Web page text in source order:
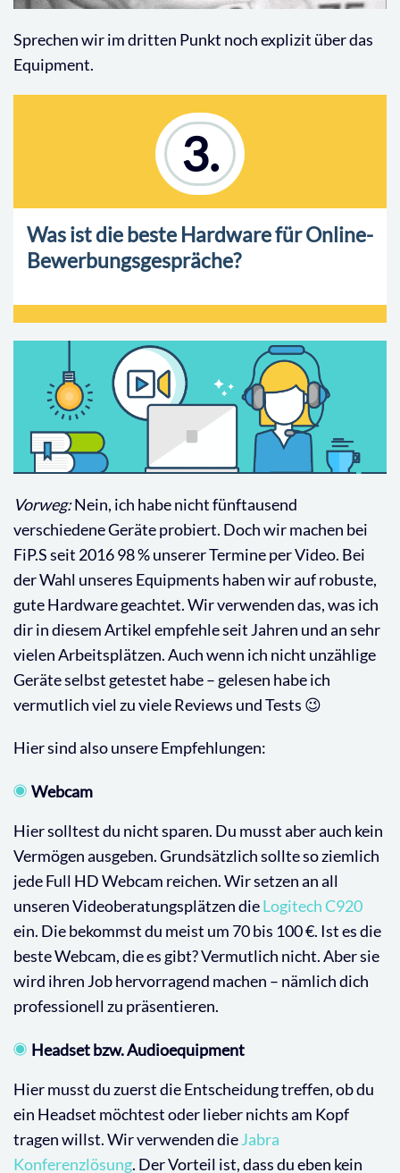
Sprechen wir im dritten Punkt noch explizit über das
Equipment.
3.
Was ist die beste Hardware für Online-
Bewerbungsgespräche?
Vorweg:Nein, ich habe nicht fünftausend
verschiedene Geräte probiert. Doch wir machen bei
FiP.S seit 2016 98 % unserer Termine per Video. Bei
der Wahl unseres Equipments haben wir auf robuste,
gute Hardware geachtet. Wir verwenden das, was ich
dir in diesem Artikel empfehle seit Jahren und an sehr
vielen Arbeitsplätzen. Auch wenn ich nicht unzählige
Geräte selbst getestet habe – gelesen habe ich
vermutlich viel zu viele Reviews und Tests 😉
Hier sind also unsere Empfehlungen:
Webcam
Hier solltest du nicht sparen. Du musst aber auch kein
Vermögen ausgeben. Grundsätzlich sollte so ziemlich
jede Full HD Webcam reichen. Wir setzen an all
unseren Videoberatungsplätzen dieLogitech C920
ein. Die bekommst du meist um 70 bis 100 €. Ist es die
beste Webcam, die es gibt? Vermutlich nicht. Aber sie
wird ihren Job hervorragend machen – nämlich dich
professionell zu präsentieren.
Headset bzw. Audioequipment
Hier musst du zuerst die Entscheidung treffen, ob du
ein Headset möchtest oder lieber nichts am Kopf
tragen willst. Wir verwenden dieJabra
Konferenzlösung. Der Vorteil ist, dass du eben kein